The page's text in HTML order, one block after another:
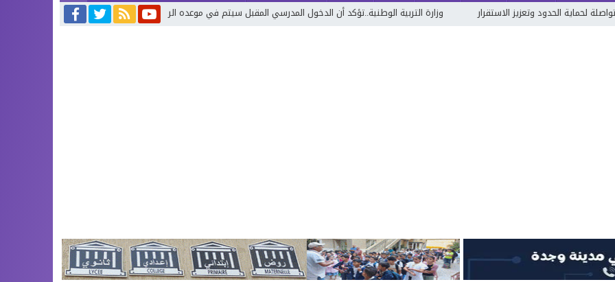
الاستقرار
وزارة التربية الوطنية..تؤكد أن الدخول المدرسي المقبل سیتم في موعده الرسمي العثور على جثة تطفو فوق مياه شاطئ «ثيزرا»